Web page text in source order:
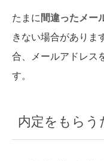
たまに 間違ったメー
きない場合がありま
合、メールアドレス
す。
内定をもらう